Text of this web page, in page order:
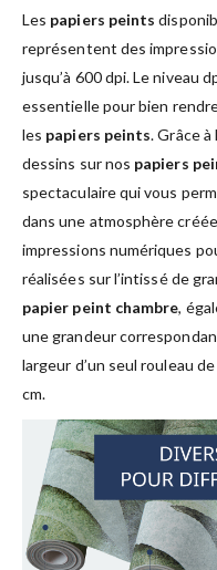
Les papiers peints
représentent des
jusqu’à 600 dpi. Le niveau
essentielle pour bien
les papiers peints. Grâce
dessins sur nos papiers
spectaculaire qui vous
dans une atmosphère
impressions numériques
réalisées sur l’intissé de
papier peint chambre,
une grandeur
largeur d’un seul rouleau
cm.